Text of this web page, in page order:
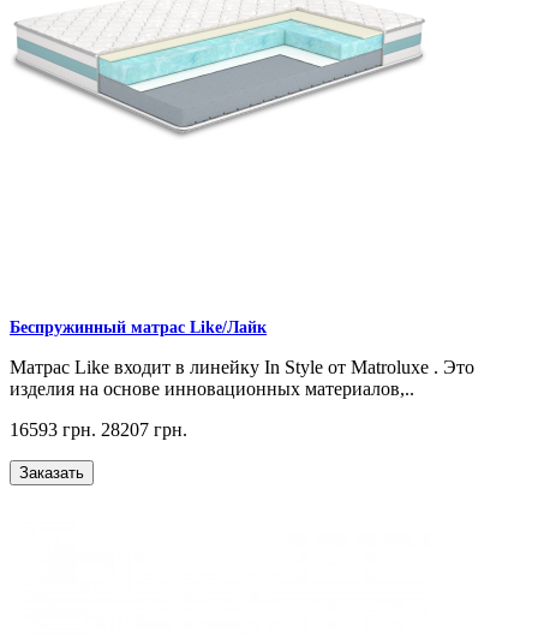
Беспружинный матрас Like/Лайк
Матрас Like входит в линейку In Style от Matroluxe . Это
изделия на основе инновационных материалов,..
16593 грн. 28207 грн.
Заказать